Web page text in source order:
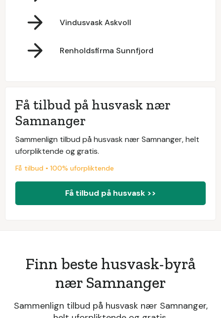
Vindusvask Askvoll
Renholdsfirma Sunnfjord
Få tilbud på husvask nær
Samnanger
Sammenlign tilbud på husvask nær Samnanger, helt
uforpliktende og gratis.
Få tilbud • 100% uforpliktende
Få tilbud på husvask >>
Finn beste husvask-byrå
nær Samnanger
Sammenlign tilbud på husvask nær Samnanger,